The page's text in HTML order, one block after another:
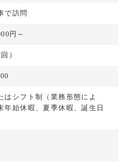
で訪問
円～
）
はシフト制（業務形態によ
年始休暇、夏季休暇、誕生日